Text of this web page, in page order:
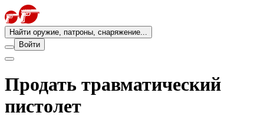
Найти оружие, патроны, снаряжение...
Войти
Продать травматический
пистолет